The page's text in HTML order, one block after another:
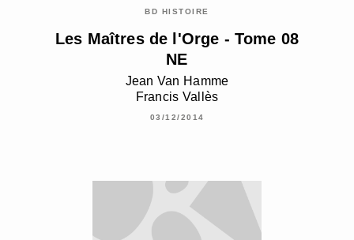
BD HISTOIRE
Les Maîtres de l'Orge - Tome 08
NE
Jean Van Hamme
Francis Vallès
03/12/2014